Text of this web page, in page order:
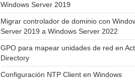
Windows Server 2019
Migrar controlador de dominio con
Server 2019 a Windows Server 2022
GPO para mapear unidades de red en
Directory
Configuración NTP Client en Windows